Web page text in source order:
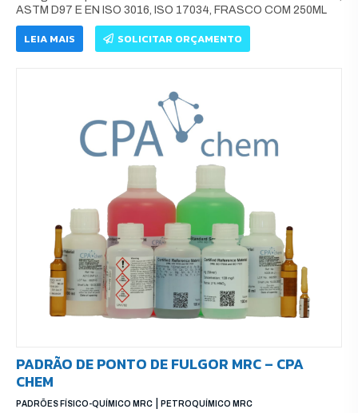
ASTM D97 E EN ISO 3016, ISO 17034, FRASCO COM 250ML
LEIA MAIS SOLICITAR ORÇAMENTO
PADRÃO DE PONTO DE FULGOR MRC – CPA
CHEM
PADRÕES FÍSICO-QUÍMICO MRC PETROQUÍMICO MRC